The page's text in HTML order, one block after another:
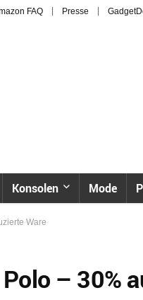
FAQ Presse
Konsolen Mode
Ware
– 30%